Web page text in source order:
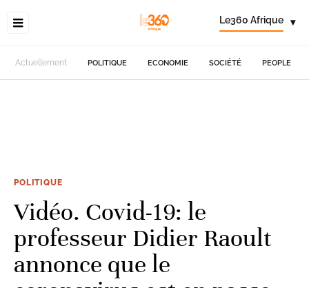
Le360 Afrique ▾
Actuellement POLITIQUE ECONOMIE SOCIÉTÉ PEOPLE
POLITIQUE
Vidéo. Covid-19: le
professeur Didier Raoult
annonce que le